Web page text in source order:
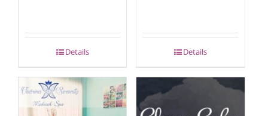
Details Details